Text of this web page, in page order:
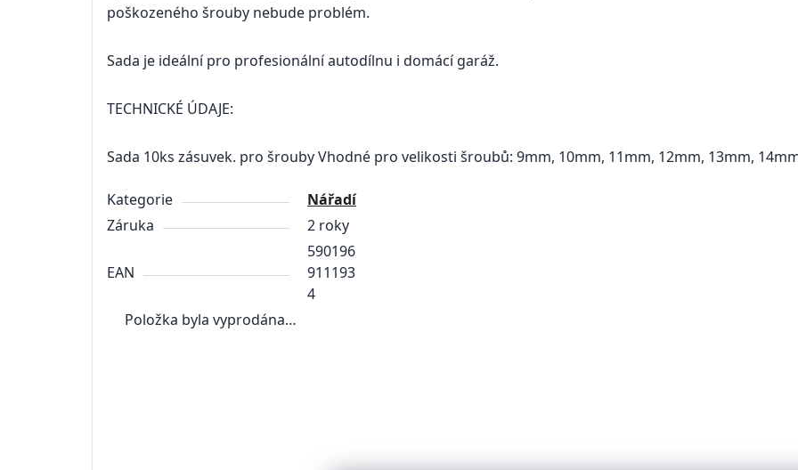
poškozeného šrouby nebude problém.
Sada je ideální pro profesionálníautodílnu i domácí garáž.
TECHNICKÉ ÚDAJE:
Sada 10ks zásuvek. pro šroubyVhodné pro velikosti šroubů: 9mm, 10mm, 11mm, 12mm, 13mm,
Kategorie
Nářadí
Záruka
2 roky
EAN
590196
911193
4
Položka byla vyprodána…